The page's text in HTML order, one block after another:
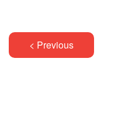
< Previous